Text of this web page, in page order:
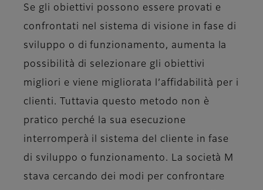
Se gli obiettivi possono essere provati e
confrontati nel sistema di visione in fase di
sviluppo o di funzionamento, aumenta la
possibilità di selezionare gli obiettivi
migliori e viene migliorata l’affidabilità per i
clienti. Tuttavia questo metodo non è
pratico perché la sua esecuzione
interromperà il sistema del cliente in fase
di sviluppo o funzionamento. La società M
stava cercando dei modi per confrontare